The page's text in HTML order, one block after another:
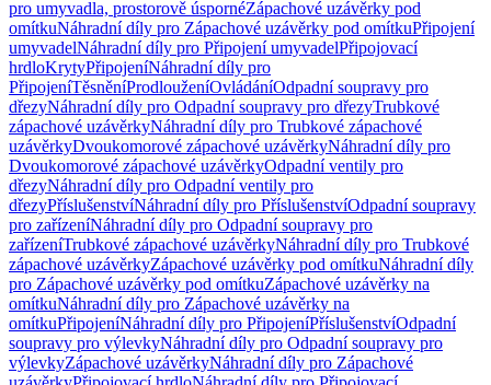
pro umyvadla, prostorově úspornéZápachové uzávěrky pod
omítkuNáhradní díly pro Zápachové uzávěrky pod omítkuPřipojení
umyvadelNáhradní díly pro Připojení umyvadelPřipojovací
hrdloKrytyPřipojeníNáhradní díly pro
PřipojeníTěsněníProdlouženíOvládáníOdpadní soupravy pro
dřezyNáhradní díly pro Odpadní soupravy pro dřezyTrubkové
zápachové uzávěrkyNáhradní díly pro Trubkové zápachové
uzávěrkyDvoukomorové zápachové uzávěrkyNáhradní díly pro
Dvoukomorové zápachové uzávěrkyOdpadní ventily pro
dřezyNáhradní díly pro Odpadní ventily pro
dřezyPříslušenstvíNáhradní díly pro PříslušenstvíOdpadní soupravy
pro zařízeníNáhradní díly pro Odpadní soupravy pro
zařízeníTrubkové zápachové uzávěrkyNáhradní díly pro Trubkové
zápachové uzávěrkyZápachové uzávěrky pod omítkuNáhradní díly
pro Zápachové uzávěrky pod omítkuZápachové uzávěrky na
omítkuNáhradní díly pro Zápachové uzávěrky na
omítkuPřipojeníNáhradní díly pro PřipojeníPříslušenstvíOdpadní
soupravy pro výlevkyNáhradní díly pro Odpadní soupravy pro
výlevkyZápachové uzávěrkyNáhradní díly pro Zápachové